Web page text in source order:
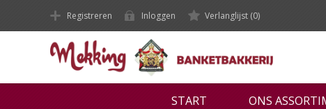
Registreren Inloggen Verlanglijst (0)
START ONS